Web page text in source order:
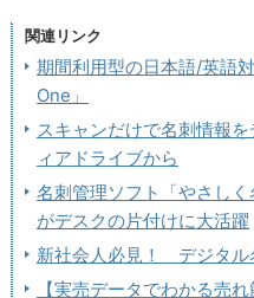
関連リンク
期間利用型の日本語/英語
One」
スキャンだけで名刺情報
ィアドライブから
名刺管理ソフト「やさしく
がデスクの片付けに大活躍
新社会人必見！ デジタル
【実売データでわかる売